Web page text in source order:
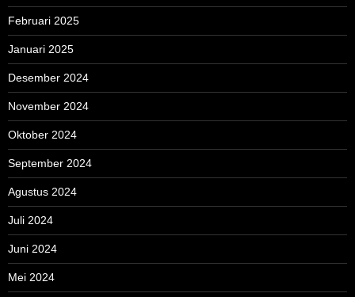
Februari 2025
Januari 2025
Desember 2024
November 2024
Oktober 2024
September 2024
Agustus 2024
Juli 2024
Juni 2024
Mei 2024